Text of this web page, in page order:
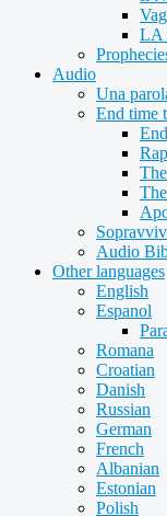
LA
Audio
Una
End time
Audio
Other languages
English
Espanol
Romana
Croatian
Danish
Russian
German
French
Albanian
Estonian
Polish